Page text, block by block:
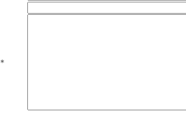
＊